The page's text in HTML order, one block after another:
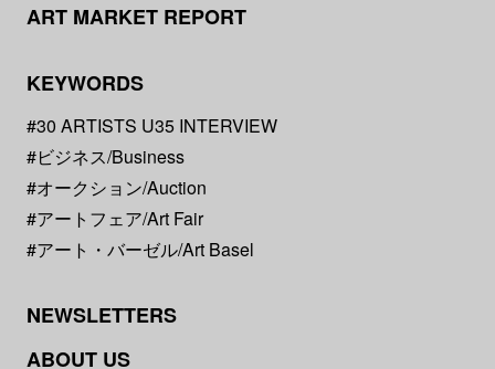
ART MARKET REPORT
KEYWORDS
#30 ARTISTS U35 INTERVIEW
#ビジネス/Business
#オークション/Auction
#アートフェア/Art Fair
#アート・バーゼル/Art Basel
NEWSLETTERS
ABOUT US